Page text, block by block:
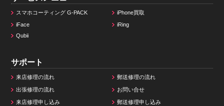
スマホコーティング G-PACK
iPhone買取
iFace
iRing
Qubii
サポート
来店修理の流れ 郵送修理の流れ
出張修理の流れ お問い合せ
来店修理申し込み 郵送修理申し込み